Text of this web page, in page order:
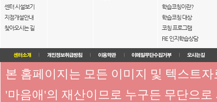
센터 시설보기
지점개설안내
찾아오시는 길
학습코칭이란?
학습코칭 대상
코칭 프로그램
FIE 인지학습상담
본 홈페이지는 모든 이미지 및 텍스트
'마음애'의 재산이므로 누구든 무단으